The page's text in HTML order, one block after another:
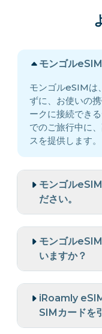
モンゴル
モンゴルeSIMは
ずに、お使いの
ークに接続でき
でのご旅行中に
スを提供します。
モンゴル
ださい。
モンゴル
いますか？
iRoamly
SIMカードを